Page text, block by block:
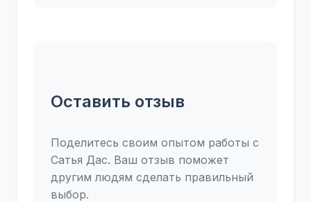
Оставить отзыв
Поделитесь своим опытом работы с
Сатья Дас. Ваш отзыв поможет
другим людям сделать правильный
выбор.